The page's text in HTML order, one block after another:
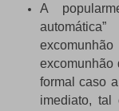
A
excomunhão
formal caso
imediato, tal